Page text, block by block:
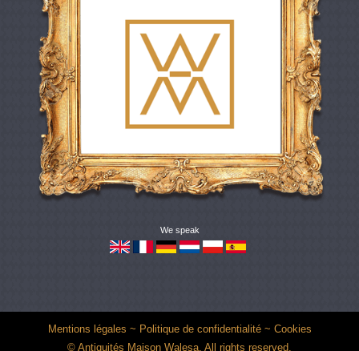
We speak
Mentions légales ~ Politique de confidentialité~ Cookies
© Antiquités Maison Walesa. All rights reserved.